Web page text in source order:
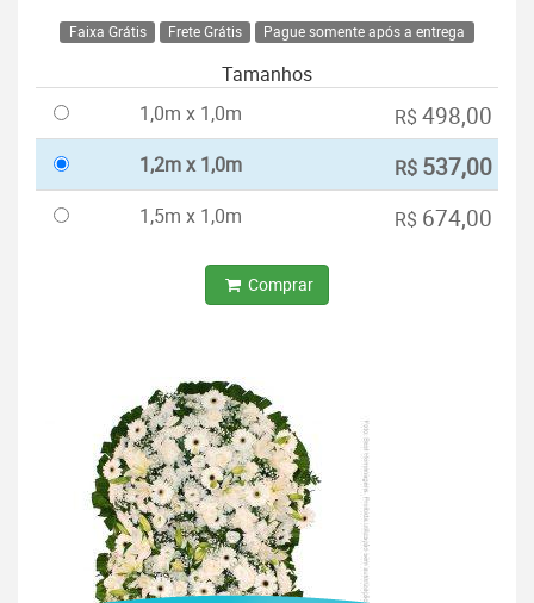
Faixa Grátis Frete Grátis Pague somente após a entrega
Tamanhos
1,0m x 1,0m
R$ 498,00
1,2m x 1,0m R$ 537,00
1,5m x 1,0m R$ 674,00
Comprar